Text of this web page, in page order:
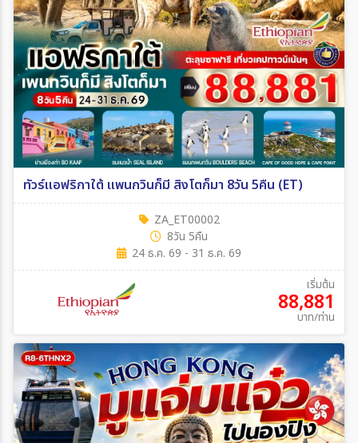
ทัวร์แอฟริกาใต้ แพนกวินก็มี สิงโตก็มา 8วัน 5คืน (ET)
ZA_ET00002
8วัน 5คืน
24 ธ.ค. 69 - 31 ธ.ค. 69
เริ่มต้น
88,881
บาท/ท่าน